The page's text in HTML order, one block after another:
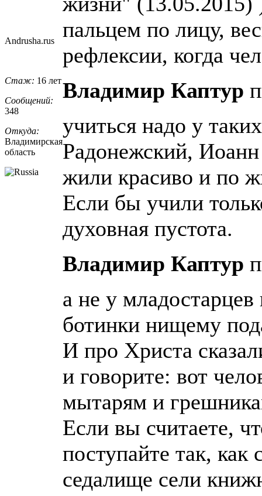
Andrusha.rus
Стаж: 16 лет
Сообщений:
348
Откуда:
Владимирская
область
пальцем по лицу,
рефлексии, когда
Владимир Каптур
учиться надо у
Радонежский,
жили красиво и по
Если бы учили
духовная пустота.
Владимир Каптур
а не у
ботинки нищему
И про Христа
и говорите: вот
мытарям и
Если вы считаете,
поступайте так,
седалище сели